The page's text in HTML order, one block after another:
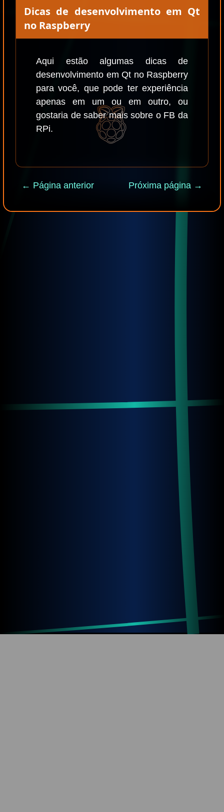
Dicas de desenvolvimento em Qt
no Raspberry
Aqui estão algumas dicas de
desenvolvimento em Qt no Raspberry
para você, que pode ter experiência
apenas em um ou em outro, ou
gostaria de saber mais sobre o FB da
RPi.
← Página anterior Próxima página →